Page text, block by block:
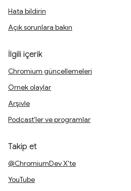
Hata bildirin
Açık sorunlara bakın
İlgili içerik
Chromium güncellemeleri
Örnek olaylar
Arşivle
Podcast'ler ve programlar
Takip et
@ChromiumDev X'te
YouTube